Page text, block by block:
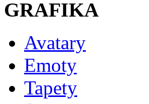
GRAFIKA
Avatary
Emoty
Tapety